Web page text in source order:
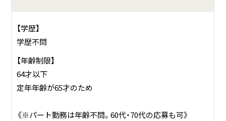
行います。
・病院の理念に基づき、常に自己研鑽に努め、豊かな知識と人
間性を持って信頼される医療を行います。
・職員が「和」を持って、生き生きと働くことができる環境づ
くりに努めます。
【学歴】
学歴不問
【年齢制限】
64才以下
定年年齢が65才のため
《※パート勤務は年齢不問。60代・70代の応募も可》